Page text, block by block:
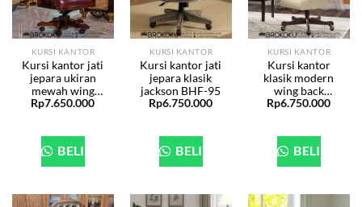
KURSI KANTOR
Kursi kantor jati
jepara ukiran
mewah wing
back klasik BHF-
Rp7.650.000
BELI
KURSI KANTOR
Kursi kantor jati
jepara klasik
jackson BHF-95
Rp6.750.000
BELI
KURSI KANTOR
Kursi kantor
klasik modern
wing back
kerangka jati
Rp6.750.000
BELI